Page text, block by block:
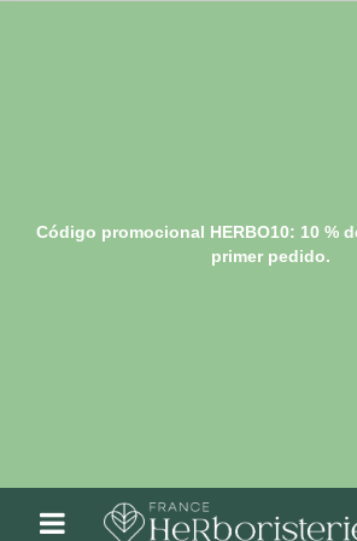
Código promocional HERBO10: 10 %
primer pedido.